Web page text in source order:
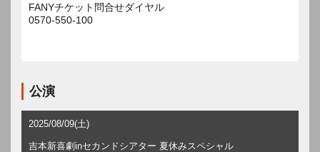
FANYチケット問合せダイヤル
0570-550-100
公演
2025/08/09(土)
吉本新喜劇inセカンドシアター 夏休みスペシャル